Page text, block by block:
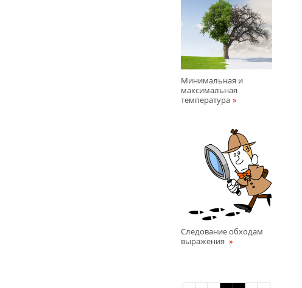
Минимальная и
максимальная
температура
Следование обходам
выражения